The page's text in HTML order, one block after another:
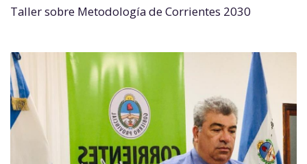
Taller sobre Metodología de Corrientes 2030